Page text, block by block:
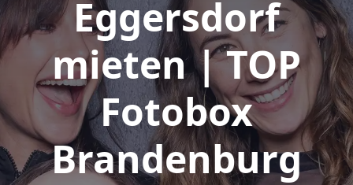
Eggersdorf
mieten | TOP
Fotobox
Brandenburg